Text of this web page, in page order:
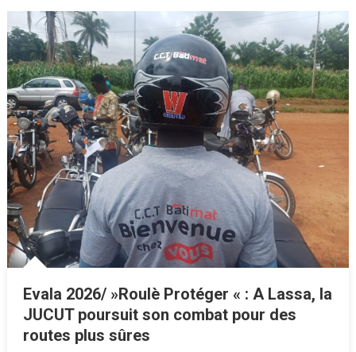
Evala 2026/ »Roulè Protéger « : A Lassa, la
JUCUT poursuit son combat pour des
routes plus sûres